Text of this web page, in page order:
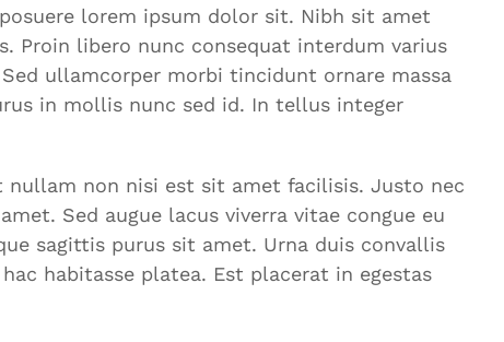
lorem ipsum dolor sit. Nibh sit amet
Proin libero nunc consequat interdum varius
ullamcorper morbi tincidunt ornare massa
in mollis nunc sed id. In tellus integer
non nisi est sit amet facilisis. Justo nec
Sed augue lacus viverra vitae congue eu
sagittis purus sit amet. Urna duis convallis
habitasse platea. Est placerat in egestas